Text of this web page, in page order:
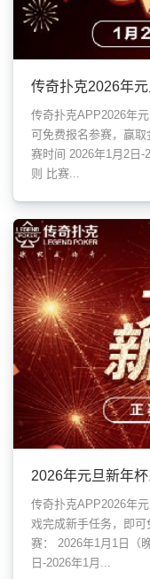
传奇扑克2026年
传奇扑克APP2026年
可免费报名参赛，赢
赛时间 2026年1月2日
则 比赛...
2026年元旦新年
传奇扑克APP2026年
戏完成新手任务，即
赛： 2026年1月1日（
日-2026年1月...